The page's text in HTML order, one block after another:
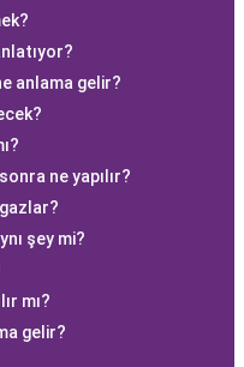
anlama gelir?
ne yapılır?
şey mi?
mı?
gelir?